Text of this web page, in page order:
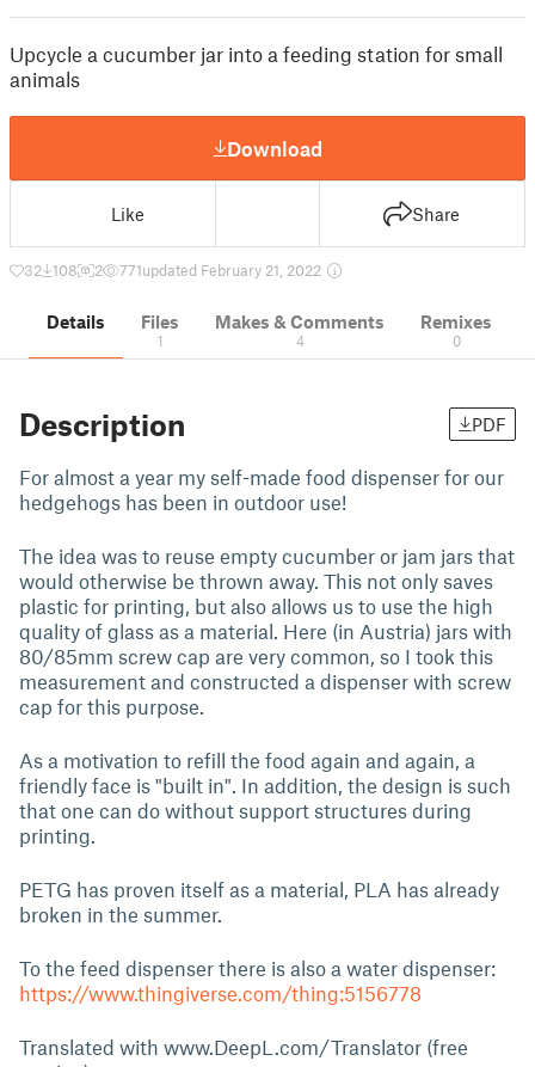
Upcycle a cucumber jar into a feeding station for small
animals
Download
Like Share
32 108 2 771updated February 21, 2022
Details Files
1
Makes & Comments
4
Remixes
0
Description PDF
For almost a year my self-made food dispenser for our
hedgehogs has been in outdoor use!
The idea was to reuse empty cucumber or jam jars that
would otherwise be thrown away. This not only saves
plastic for printing, but also allows us to use the high
quality of glass as a material. Here (in Austria) jars with
80/85mm screw cap are very common, so I took this
measurement and constructed a dispenser with screw
cap for this purpose.
As a motivation to refill the food again and again, a
friendly face is "built in". In addition, the design is such
that one can do without support structures during
printing.
PETG has proven itself as a material, PLA has already
broken in the summer.
To the feed dispenser there is also a water dispenser:
https://www.thingiverse.com/thing:5156778
Translated with www.DeepL.com/Translator (free